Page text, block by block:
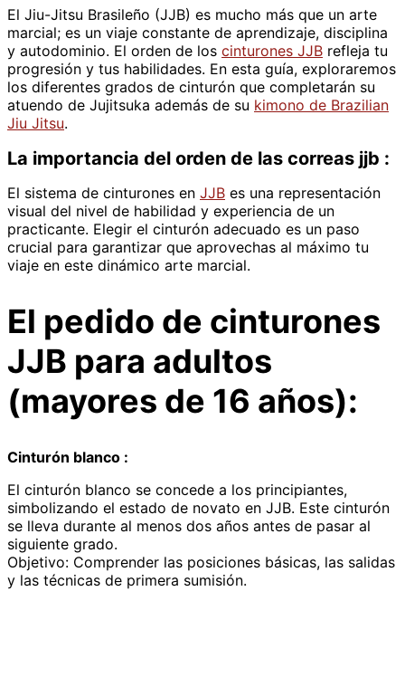
El Jiu-Jitsu Brasileño (JJB) es mucho más que un arte
marcial; es un viaje constante de aprendizaje, disciplina
y autodominio. El orden de los cinturones JJB refleja tu
progresión y tus habilidades. En esta guía, exploraremos
los diferentes grados de cinturón que completarán su
atuendo de Jujitsuka además de su kimono de Brazilian
Jiu Jitsu.
La importancia del orden de las correas jjb :
El sistema de cinturones en JJB es una representación
visual del nivel de habilidad y experiencia de un
practicante. Elegir el cinturón adecuado es un paso
crucial para garantizar que aprovechas al máximo tu
viaje en este dinámico arte marcial.
El pedido de cinturones
JJB para adultos
(mayores de 16 años):
Cinturón blanco :
El cinturón blanco se concede a los principiantes,
simbolizando el estado de novato en JJB. Este cinturón
se lleva durante al menos dos años antes de pasar al
siguiente grado.
Objetivo: Comprender las posiciones básicas, las salidas
y las técnicas de primera sumisión.